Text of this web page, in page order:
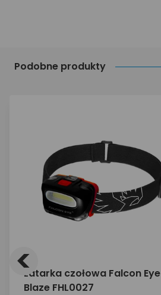
Podobne produkty
Latarka czołowa Falcon Eye
Blaze FHL0027
<